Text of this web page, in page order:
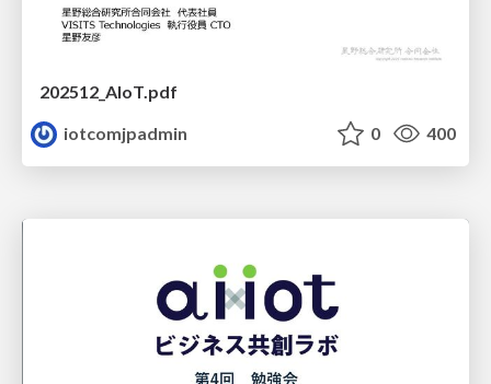
202512_AIoT.pdf
iotcomjpadmin
0 400